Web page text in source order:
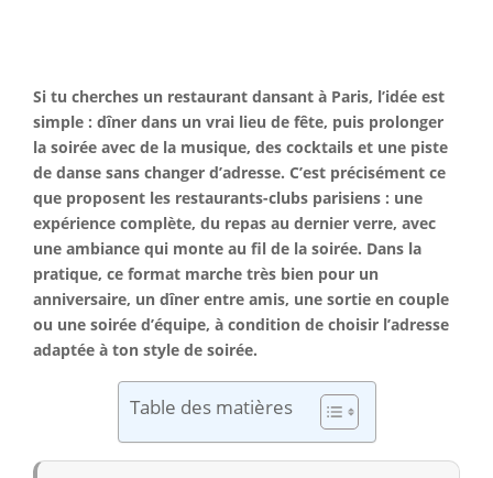
Si tu cherches un restaurant dansant à Paris, l’idée est
simple : dîner dans un vrai lieu de fête, puis prolonger
la soirée avec de la musique, des cocktails et une piste
de danse sans changer d’adresse. C’est précisément ce
que proposent les restaurants-clubs parisiens : une
expérience complète, du repas au dernier verre, avec
une ambiance qui monte au fil de la soirée. Dans la
pratique, ce format marche très bien pour un
anniversaire, un dîner entre amis, une sortie en couple
ou une soirée d’équipe, à condition de choisir l’adresse
adaptée à ton style de soirée.
Table des matières